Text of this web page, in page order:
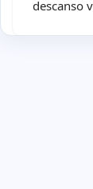
descanso